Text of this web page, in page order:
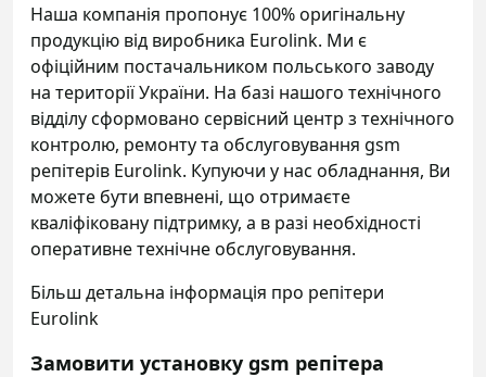
Наша компанія пропонує 100% оригінальну
продукцію від виробника Eurolink. Ми є
офіційним постачальником польського заводу
на території України. На базі нашого технічного
відділу сформовано сервісний центр з технічного
контролю, ремонту та обслуговування gsm
репітерів Eurolink. Купуючи у нас обладнання, Ви
можете бути впевнені, що отримаєте
кваліфіковану підтримку, а в разі необхідності
оперативне технічне обслуговування.
Більш детальна інформація про репітери
Eurolink
Замовити установку gsm репітера